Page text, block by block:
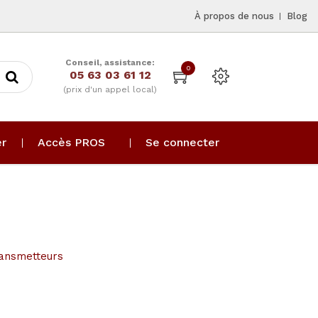
À propos de nous Blog
Conseil, assistance:
05 63 03 61 12
(prix d'un appel local)
0
Accès PROS Se connecter